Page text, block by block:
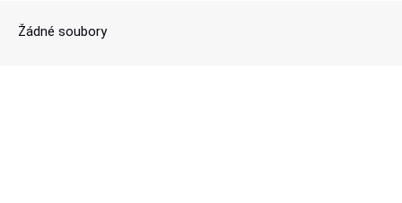
Žádné soubory